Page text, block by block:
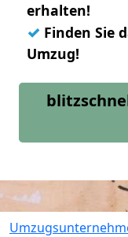
erhalten!
✓ Finden Sie
Umzug!